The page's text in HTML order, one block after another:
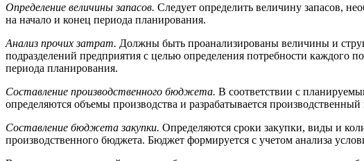
Определение величины запасов. Следует определить величину запасов,
на начало и конец периода планирования.
Анализ прочих затрат. Должны быть проанализированы величины и
подразделений предприятия с целью определения потребности каждого
периода планирования.
Составление производственного бюджета. В соответствии с
определяются объемы производства и разрабатывается
Составление бюджета закупки. Определяются сроки закупки, виды и
производственного бюджета. Бюджет формируется с учетом анализа